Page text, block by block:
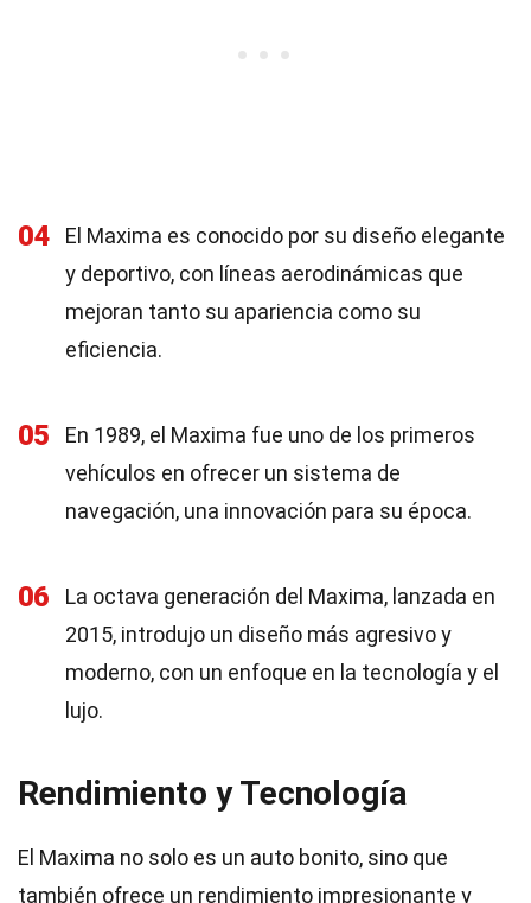
04
El Maxima es conocido por su diseño elegante
y deportivo, con líneas aerodinámicas que
mejoran tanto su apariencia como su
eficiencia.
05
En 1989, el Maxima fue uno de los primeros
vehículos en ofrecer un sistema de
navegación, una innovación para su época.
06
La octava generación del Maxima, lanzada en
2015, introdujo un diseño más agresivo y
moderno, con un enfoque en la tecnología y el
lujo.
Rendimiento y Tecnología
El Maxima no solo es un auto bonito, sino que
también ofrece un rendimiento impresionante y